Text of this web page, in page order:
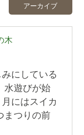
アーカイブ
木
にしている
水遊びが始
にはスイカ
まつりの前